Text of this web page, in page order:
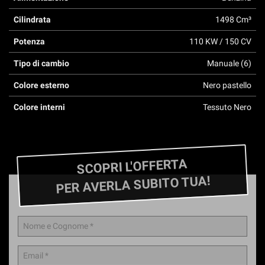
Cilindrata 1498 Cm³
Potenza 110 KW / 150 CV
Tipo di cambio Manuale (6)
Colore esterno Nero pastello
Colore interni Tessuto Nero
SCOPRI L'OFFERTA
PER AVERLA SUBITO TUA!
questi
strumenti
tracciamento
si
rimanda
alla
cookie
policy.
modificare
le
tue
scelte
in
momento.